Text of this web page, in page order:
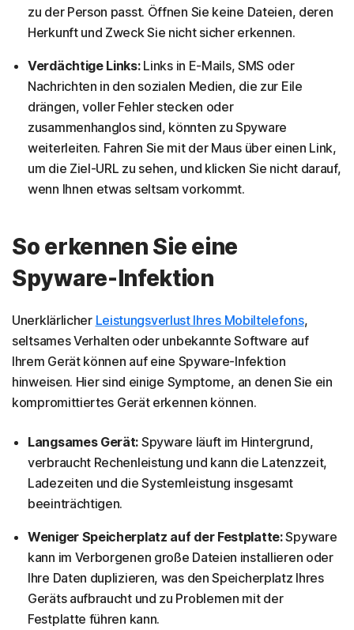
zu der Person passt. Öffnen Sie keine Dateien, deren
Herkunft und Zweck Sie nicht sicher erkennen.
Verdächtige Links:Links in E-Mails, SMS oder
Nachrichten in den sozialen Medien, die zur Eile
drängen, voller Fehler stecken oder
zusammenhanglos sind, könnten zu Spyware
weiterleiten. Fahren Sie mit der Maus über einen Link,
um die Ziel-URL zu sehen, und klicken Sie nicht darauf,
wenn Ihnen etwas seltsam vorkommt.
So erkennen Sie eine
Spyware-Infektion
Unerklärlicher Leistungsverlust Ihres Mobiltelefons,
seltsames Verhalten oder unbekannte Software auf
Ihrem Gerät können auf eine Spyware-Infektion
hinweisen. Hier sind einige Symptome, an denen Sie ein
kompromittiertes Gerät erkennen können.
Langsames Gerät: Spyware läuft im Hintergrund,
verbraucht Rechenleistung und kann die Latenzzeit,
Ladezeiten und die Systemleistung insgesamt
beeinträchtigen.
Weniger Speicherplatz auf der Festplatte:Spyware
kann im Verborgenen große Dateien installieren oder
Ihre Daten duplizieren, was den Speicherplatz Ihres
Geräts aufbraucht und zu Problemen mit der
Festplatte führen kann.